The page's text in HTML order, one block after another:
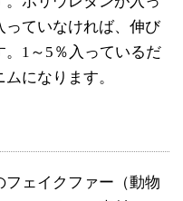
っていなければ、伸び
1 ～ 5 ％入っているだ
になります。
ェイクファー（動物